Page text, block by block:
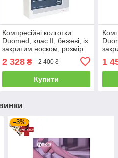
Компресійні колготки
Duomed, клас II, бежеві, із
закритим носком, розмір
2 328₴ 2 400 ₴
Купити
1
–3%